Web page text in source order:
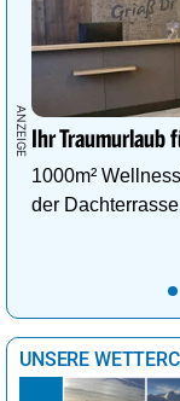
Ihr Traumurlaub
1000m²
der
UNSERE